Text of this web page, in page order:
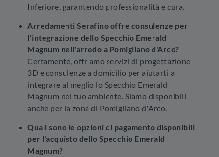
Inferiore, garantendo professionalità e cura.
Arredamenti Serafino offre consulenze per
l'integrazione dello Specchio Emerald
Magnum nell'arredo a Pomigliano d'Arco?
Certamente, offriamo servizi di progettazione
3D e consulenze a domicilio per aiutarti a
integrare al meglio lo Specchio Emerald
Magnum nel tuo ambiente. Siamo disponibili
anche per la zona di Pomigliano d'Arco.
Quali sono le opzioni di pagamento disponibili
per l'acquisto dello Specchio Emerald
Magnum?